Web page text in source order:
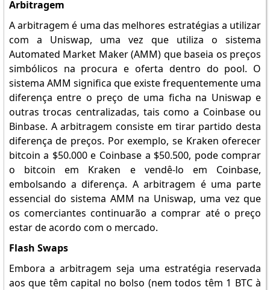
Arbitragem
A arbitragem é uma das melhores estratégias a utilizar
com a Uniswap, uma vez que utiliza o sistema
Automated Market Maker (AMM) que baseia os preços
simbólicos na procura e oferta dentro do pool. O
sistema AMM significa que existe frequentemente uma
diferença entre o preço de uma ficha na Uniswap e
outras trocas centralizadas, tais como a Coinbase ou
Binbase. A arbitragem consiste em tirar partido desta
diferença de preços. Por exemplo, se Kraken oferecer
bitcoin a $50.000 e Coinbase a $50.500, pode comprar
o bitcoin em Kraken e vendê-lo em Coinbase,
embolsando a diferença. A arbitragem é uma parte
essencial do sistema AMM na Uniswap, uma vez que
os comerciantes continuarão a comprar até o preço
estar de acordo com o mercado.
Flash Swaps
Embora a arbitragem seja uma estratégia reservada
aos que têm capital no bolso (nem todos têm 1 BTC à